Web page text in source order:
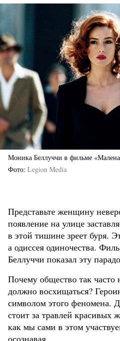
Моника Беллуччи в фильме
Фото Legion Media
Представьте женщину
появление на улице
в этой тишине зреет буря.
а одиссея одиночества.
Беллуччи показал эту
Почему общество так часто
должно восхищаться?
символом этого феномена.
стоит за травлей
как мы сами в этом
осознавая.